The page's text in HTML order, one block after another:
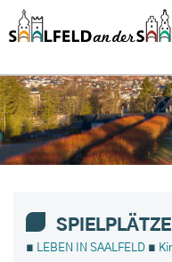
SPIELPLÄTZE
∎ LEBEN IN SAALFELD ∎